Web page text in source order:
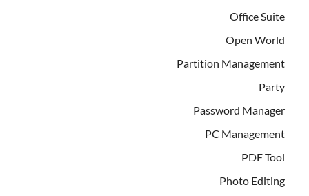
Office Suite
Open World
Partition Management
Party
Password Manager
PC Management
PDF Tool
Photo Editing